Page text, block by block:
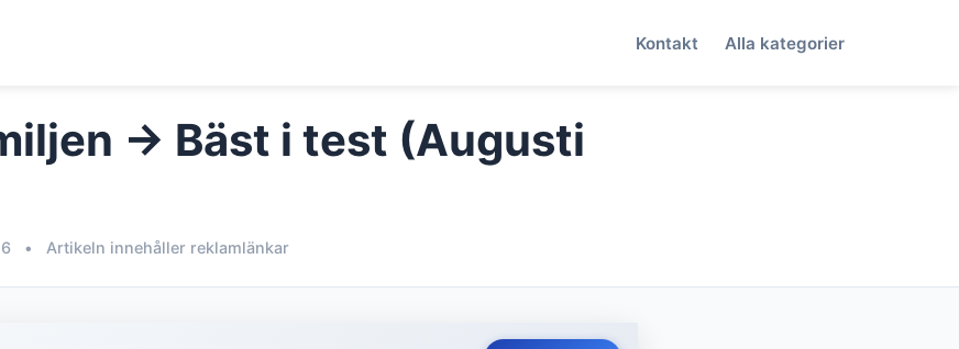
Kontakt Alla kategorier
→ Bäst i test (Augusti
• Artikeln innehåller reklamlänkar